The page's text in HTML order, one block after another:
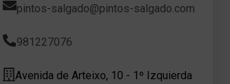
pintos-salgado@pintos-salgado.com
981227076
Avenida de Arteixo, 10 - 1º Izquierda